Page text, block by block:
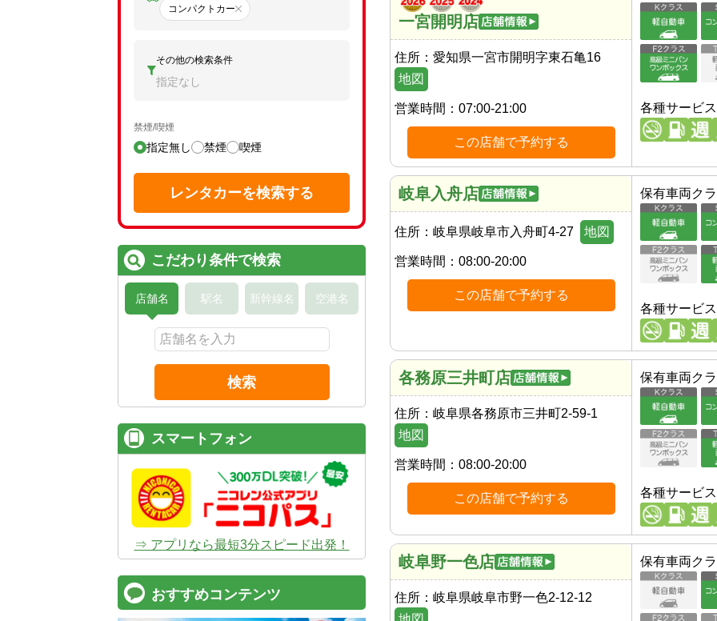
一宮開明店
住所： 愛知県一宮市開明字東石亀16
地図
営業時間： 07:00-21:00
この店舗で予約する
各種サービス
岐阜入舟店
住所： 岐阜県岐阜市入舟町4-27 地図
営業時間： 08:00-20:00
この店舗で予約する
保有車両ク
各種サービス
各務原三井町店
住所： 岐阜県各務原市三井町2-59-1
地図
営業時間： 08:00-20:00
この店舗で予約する
保有車両ク
各種サービス
岐阜野一色店
住所： 岐阜県岐阜市野一色2-12-12
保有車両ク
コンパクトカー
その他の検索条件
指定なし
禁煙/喫煙
指定無し 禁煙 喫煙
レンタカーを検索する
こだわり条件で検索
店舗名 駅名 新幹線名 空港名
検索
スマートフォン
⇒ アプリなら最短3分スピード出発！
おすすめコンテンツ